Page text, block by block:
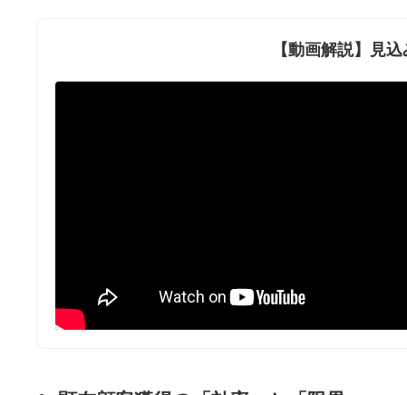
【動画解説】見